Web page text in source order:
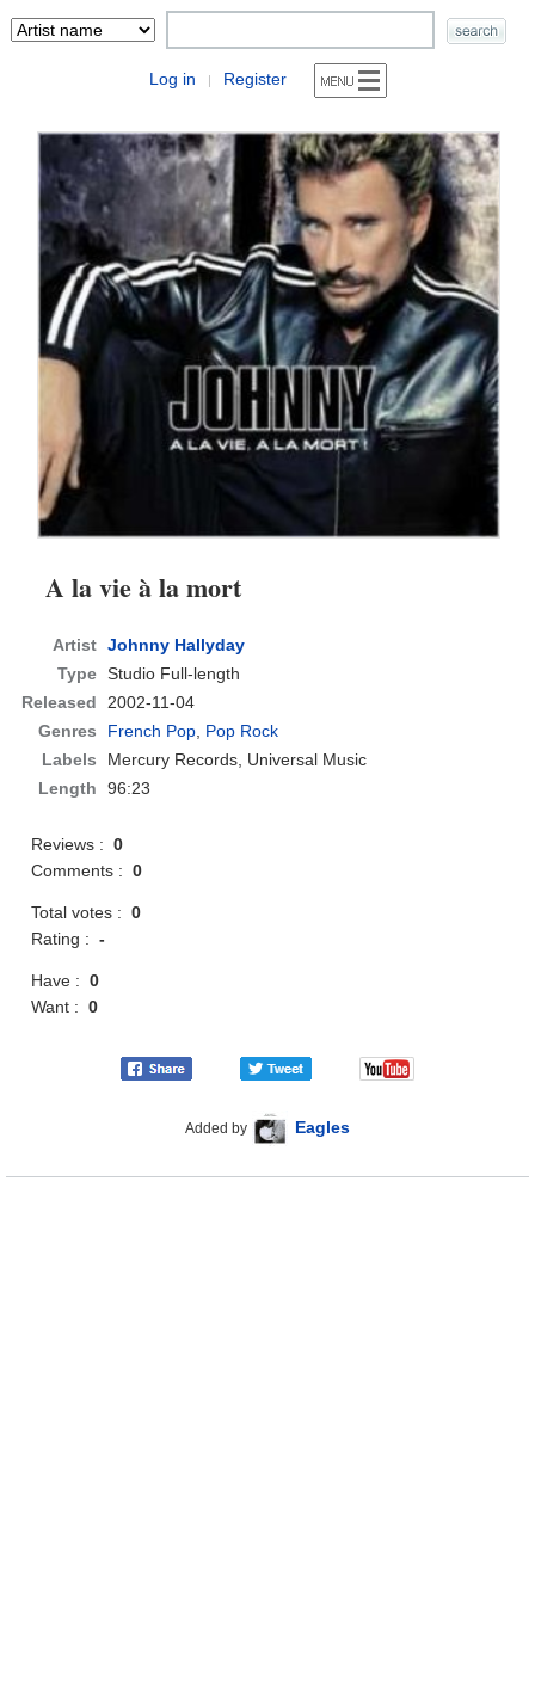
Log in | Register
A la vie à la mort
Artist Johnny Hallyday
Type Studio Full-length
Released
2002-11-04
Genres
French Pop Pop Rock
Labels
Mercury Records, Universal Music
Length
96:23
Reviews :0
Comments :0
Total votes :0
Rating :-
Have :0
Want :0
Added by Eagles